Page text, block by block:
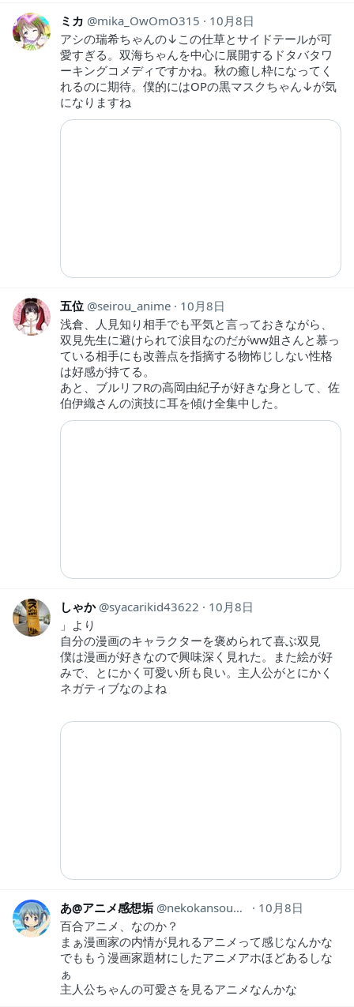
ミカ mika_OwOmO315
10月8日
アシの瑞希ちゃんの↓この仕草とサイドテールが可
愛すぎる。双海ちゃんを中心に展開するドタバタワ
ーキングコメディですかね。秋の癒し枠になってく
れるのに期待。僕的にはOPの黒マスクちゃん↓が気
になりますね
五位 seirou_anime
10月8日
浅倉、人見知り相手でも平気と言っておきながら、
双見先生に避けられて涙目なのだがww姐さんと慕っ
ている相手にも改善点を指摘する物怖じしない性格
は好感が持てる。
あと、ブルリフRの高岡由紀子が好きな身として、佐
伯伊織さんの演技に耳を傾け全集中した。
しゃか syacarikid43622
10月8日
」より
自分の漫画のキャラクターを褒められて喜ぶ双見
僕は漫画が好きなので興味深く見れた。また絵が好
みで、とにかく可愛い所も良い。主人公がとにかく
ネガティブなのよね
あ@アニメ感想垢 nekokansouyox
10月8日
百合アニメ、なのか？
まぁ漫画家の内情が見れるアニメって感じなんかな
でももう漫画家題材にしたアニメアホほどあるしな
ぁ
主人公ちゃんの可愛さを見るアニメなんかな